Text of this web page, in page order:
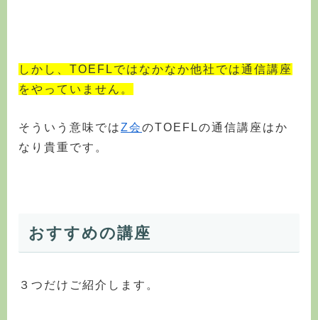
しかし、TOEFLではなかなか他社では通信講座
をやっていません。
そういう意味ではZ会のTOEFLの通信講座はか
なり貴重です。
おすすめの講座
３つだけご紹介します。